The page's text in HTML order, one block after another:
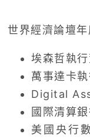
世界經濟論壇
埃森哲執
萬事達卡
Digital
國際清算
美國央行